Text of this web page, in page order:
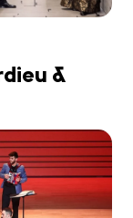
&